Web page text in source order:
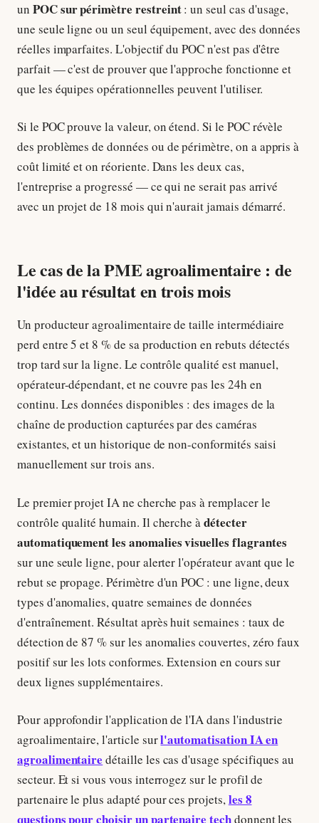
un POC sur périmètre restreint: un seul cas d'usage,
une seule ligne ou un seul équipement, avec des données
réelles imparfaites. L'objectif du POC n'est pas d'être
parfait — c'est de prouver que l'approche fonctionne et
que les équipes opérationnelles peuvent l'utiliser.
Si le POC prouve la valeur, on étend. Si le POC révèle
des problèmes de données ou de périmètre, on a appris à
coût limité et on réoriente. Dans les deux cas,
l'entreprise a progressé — ce qui ne serait pas arrivé
avec un projet de 18 mois qui n'aurait jamais démarré.
Le cas de la PME agroalimentaire : de
l'idée au résultat en trois mois
Un producteur agroalimentaire de taille intermédiaire
perd entre 5 et 8 % de sa production en rebuts détectés
trop tard sur la ligne. Le contrôle qualité est manuel,
opérateur-dépendant, et ne couvre pas les 24h en
continu. Les données disponibles : des images de la
chaîne de production capturées par des caméras
existantes, et un historique de non-conformités saisi
manuellement sur trois ans.
Le premier projet IA ne cherche pas à remplacer le
contrôle qualité humain. Il cherche àdétecter
automatiquement les anomalies visuelles flagrantes
sur une seule ligne, pour alerter l'opérateur avant que le
rebut se propage. Périmètre d'un POC : une ligne, deux
types d'anomalies, quatre semaines de données
d'entraînement. Résultat après huit semaines : taux de
détection de 87 % sur les anomalies couvertes, zéro faux
positif sur les lots conformes. Extension en cours sur
deux lignes supplémentaires.
Pour approfondir l'application de l'IA dans l'industrie
agroalimentaire, l'article surl'automatisation IA en
agroalimentaire détaille les cas d'usage spécifiques au
secteur. Et si vous vous interrogez sur le profil de
partenaire le plus adapté pour ces projets,les 8
questions pour choisir un partenaire techdonnent les